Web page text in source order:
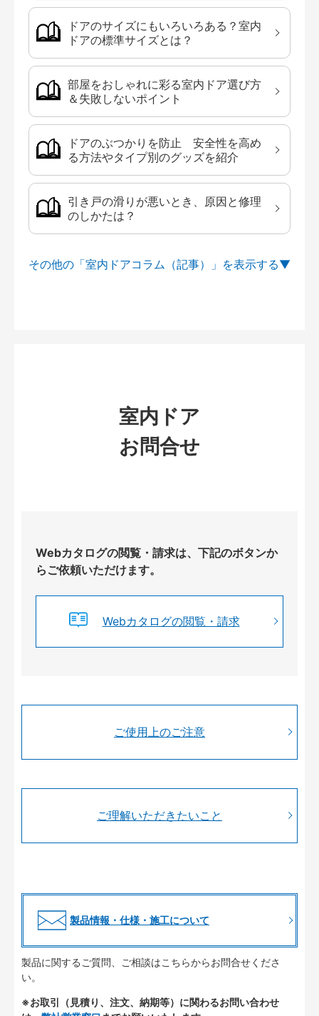
ドアのサイズにもいろいろある？室内
ドアの標準サイズとは？
部屋をおしゃれに彩る室内ドア選び方
＆失敗しないポイント
ドアのぶつかりを防止 安全性を高め
る方法やタイプ別のグッズを紹介
引き戸の滑りが悪いとき、原因と修理
のしかたは？
その他の「室内ドアコラム（記事）」を
室内ドア
お問合せ
Webカタログの閲覧・請求は、下記のボタンか
らご依頼いただけます。
Webカタログの閲覧・請求
ご使用上のご注意
ご理解いただきたいこと
製品情報・仕様・施工について
製品に関するご質問、ご相談はこちらからお問合せくださ
い。
※お取引（見積り、注文、納期等）に関わるお問い合わせ